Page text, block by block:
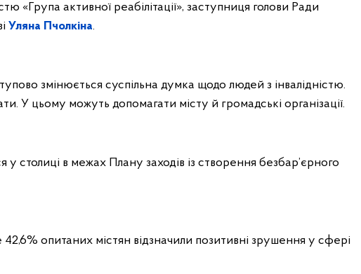
«Група активної реабілітації», заступниця голови Ради
Уляна Пчолкіна.
змінюється суспільна думка щодо людей з інвалідністю.
У цьому можуть допомагати місту й громадські організації.
у столиці в межах Плану заходів із створення безбар’єрного
опитаних містян відзначили позитивні зрушення у сфері